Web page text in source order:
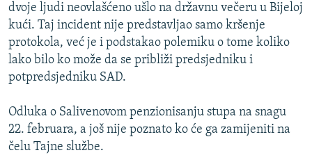
dvoje ljudi neovlašćeno ušlo na državnu večeru u Bijeloj
kući. Taj incident nije predstavljao samo kršenje
protokola, već je i podstakao polemiku o tome koliko
lako bilo ko može da se približi predsjedniku i
potpredsjedniku SAD.
Odluka o Salivenovom penzionisanju stupa na snagu
22. februara, a još nije poznato ko će ga zamijeniti na
čelu Tajne službe.